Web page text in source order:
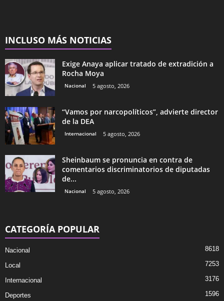
INCLUSO MÁS NOTICIAS
Exige Anaya aplicar tratado de extradición a
Rocha Moya
Nacional 5 agosto, 2026
“Vamos por narcopolíticos”, advierte director
de la DEA
Internacional 5 agosto, 2026
Sheinbaum se pronuncia en contra de
comentarios discriminatorios de diputadas
de...
Nacional 5 agosto, 2026
CATEGORÍA POPULAR
Nacional 8618
Local 7253
Internacional 3176
Deportes 1596